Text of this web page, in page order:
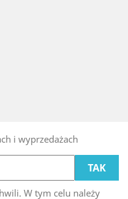
i wyprzedażach
W tym celu należy